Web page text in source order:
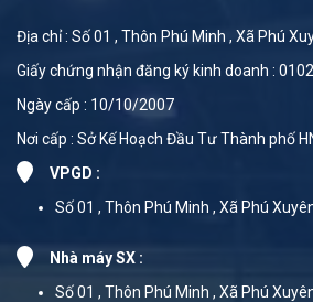
Địa chỉ : Số 01 , Thôn Phú Minh , Xã Phú
Giấy chứng nhận đăng ký kinh doanh :
Ngày cấp : 10/10/2007
Nơi cấp : Sở Kế Hoạch Đầu Tư Thành phố
VPGD :
Số 01 , Thôn Phú Minh , Xã Phú
Nhà máy SX :
Số 01 , Thôn Phú Minh , Xã Phú